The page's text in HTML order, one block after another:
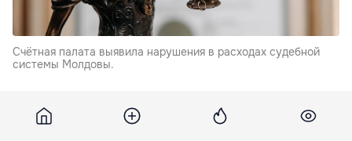
Счётная палата выявила нарушения в расходах судебной
системы Молдовы.
Внешний аудит Высшего совета магистратуры (ВСМ),
который, согласно Конституции, является гарантом